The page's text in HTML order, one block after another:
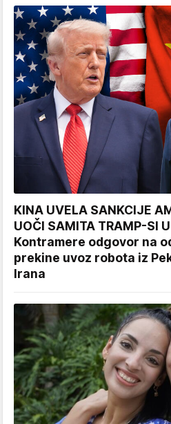
KINA UVELA SANKCIJE
UOČI SAMITA TRAMP-SI
Kontramere odgovor na
prekine uvoz robota iz
Irana